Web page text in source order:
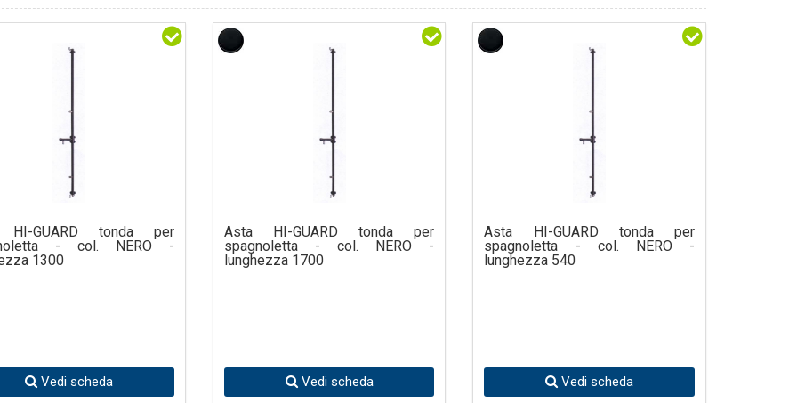
HI-GUARD tonda per
- col. NERO -
1300
Vedi scheda
Asta HI-GUARD tonda per
spagnoletta - col. NERO -
lunghezza 1700
Vedi scheda
Asta HI-GUARD tonda per
spagnoletta - col. NERO -
lunghezza 540
Vedi scheda